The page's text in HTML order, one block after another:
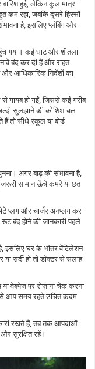
बारिश हुई, लेकिन कुल मात्रा
कम रहा, जबकि दूसरे हिस्सों
है, इसलिए प्लंबिंग और
गया। कई घाट और शीतला
बंद कर दी हैं और राहत
आधिकारिक निर्देशों का
गायब हो गईं, जिससे कई गरीब
सुलझाने की कोशिश चल
तो सीधे स्कूल या बोर्ड
अगर बाढ़ की संभावना है,
जरूरी सामान ऊँचे कमरे या छत
प्लग और चार्जर अनप्लग कर
बंद होने की जानकारी पहले
इसलिए घर के भीतर वेंटिलेशन
सर्दी हो तो डॉक्टर से सलाह
वेबपेज पर रोज़ाना चेक करना
आप समय रहते उचित कदम
रखते हैं, तब तक आपदाओं
सुरक्षित रहें।